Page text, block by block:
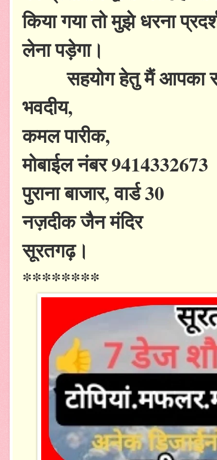
किया गया तो मुझे धरना
लेना पड़ेगा।
सहयोग हेतु मैं आपका
भवदीय,
कमल पारीक,
मोबाईल नंबर 9414332673
पुराना बाजार, वार्ड 30
नज़दीक जैन मंदिर
सूरतगढ़।
********